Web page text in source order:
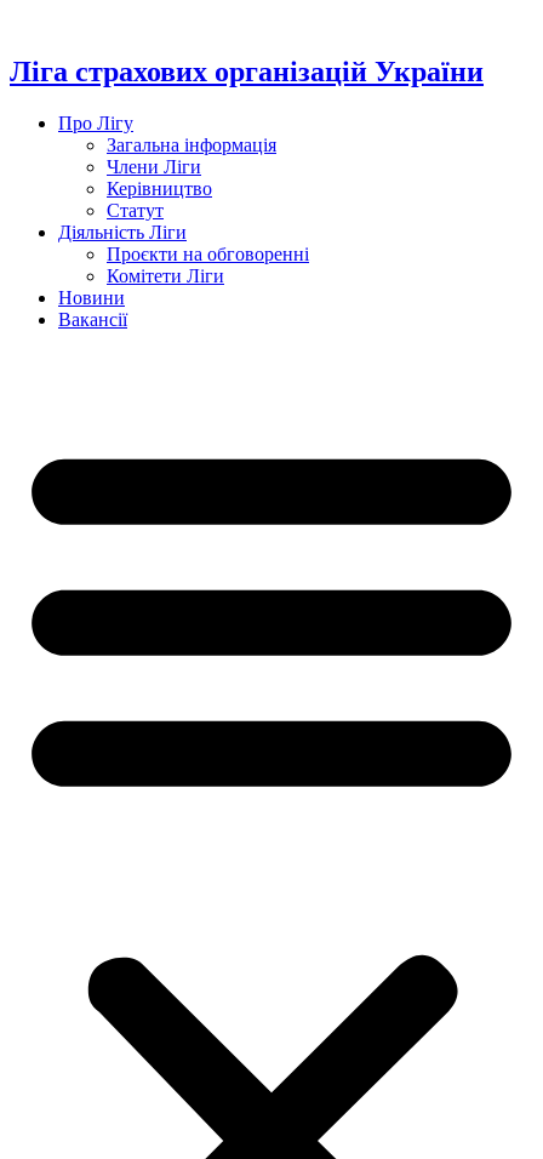
вмісту
Ліга страхових організацій України
Про Лігу
Загальна інформація
Члени Ліги
Керівництво
Статут
Діяльність Ліги
Проєкти на обговоренні
Комітети Ліги
Новини
Вакансії